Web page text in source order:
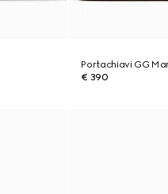
Portachiavi GG
€ 390